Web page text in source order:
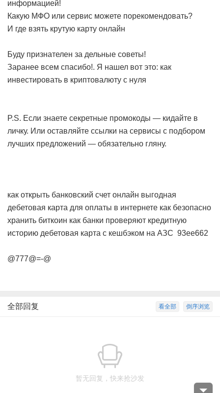
информацией!
Какую МФО или сервис можете порекомендовать?
И где взять крутую карту онлайн
Буду признателен за дельные советы!
Заранее всем спасибо!. Я нашел вот это: как
инвестировать в криптовалюту с нуля
P.S. Если знаете секретные промокоды — кидайте в
личку. Или оставляйте ссылки на сервисы с подбором
лучших предложений — обязательно гляну.
как открыть банковский счет онлайн выгодная
дебетовая карта для оплаты в интернете как безопасно
хранить биткоин как банки проверяют кредитную
историю дебетовая карта с кешбэком на АЗС 93ee662
@777@=-@
倒序浏览
看全部
全部回复
暂无回复，快来抢沙发